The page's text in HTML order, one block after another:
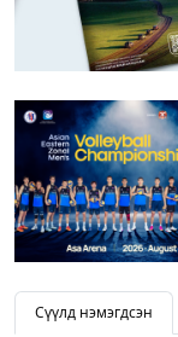
Сүүлд нэмэгдсэн